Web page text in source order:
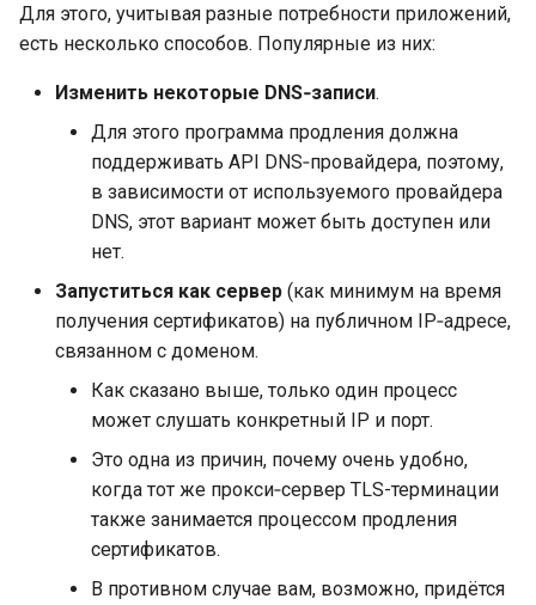
Для этого, учитывая разные потребности приложений,
есть несколько способов. Популярные из них:
Изменить некоторые DNS‑записи.
Для этого программа продления должна
поддерживать API DNS‑провайдера, поэтому,
в зависимости от используемого провайдера
DNS, этот вариант может быть доступен или
нет.
Запуститься как сервер (как минимум на время
получения сертификатов) на публичном IP‑адресе,
связанном с доменом.
Как сказано выше, только один процесс
может слушать конкретный IP и порт.
Это одна из причин, почему очень удобно,
когда тот же прокси‑сервер TLS-терминации
также занимается процессом продления
сертификатов.
В противном случае вам, возможно, придётся